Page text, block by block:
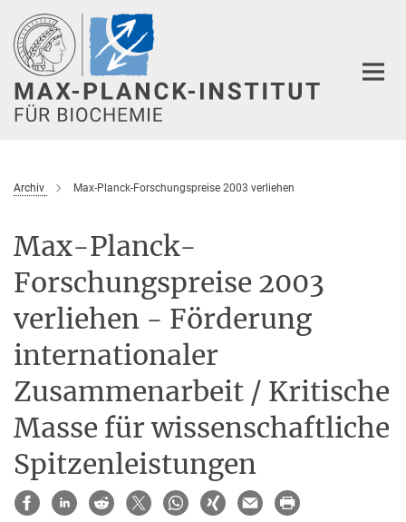
Hauptinhalt
Archiv Max-Planck-Forschungspreise 2003 verliehen
Max-Planck-
Forschungspreise 2003
verliehen - Förderung
internationaler
Zusammenarbeit / Kritische
Masse für wissenschaftliche
Spitzenleistungen